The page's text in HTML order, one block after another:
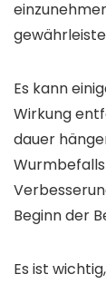
Es kann
Wirkung
dauer
Beginn der
Es ist